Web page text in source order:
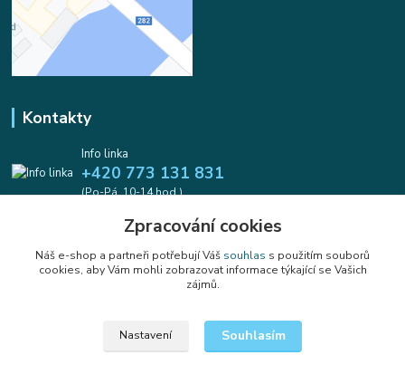
Kontakty
Info linka
+420 773 131 831
(Po-Pá, 10-14 hod.)
info@koralkomat.cz
Upravit sběr cookies.
Zpracování cookies
Náš e-shop a partneři potřebují Váš souhlas s použitím souborů
cookies, aby Vám mohli zobrazovat informace týkající se Vašich
zájmů.
Nastavení Souhlasím